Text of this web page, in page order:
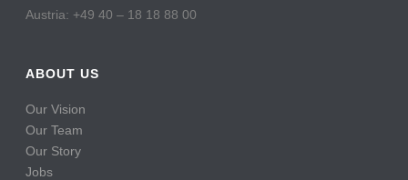
Austria: +49 40 – 18 18 88 00
ABOUT US
Our Vision
Our Team
Our Story
Jobs